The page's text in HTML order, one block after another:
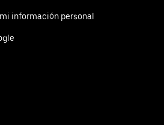
información personal